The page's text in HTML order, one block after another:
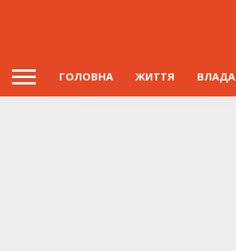
ГОЛОВНА ЖИТТЯ ВЛАДА